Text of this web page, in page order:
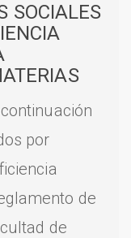
SOCIALES
por
de
de